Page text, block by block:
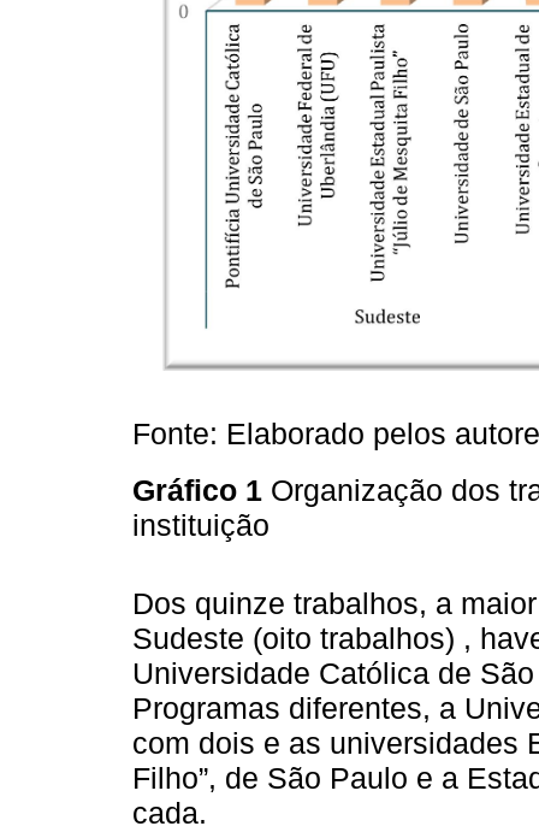
Fonte: Elaborado pelos
Gráfico 1 Organização dos
instituição
Dos quinze trabalhos, a
Sudeste (oito trabalhos) ,
Universidade Católica de
Programas diferentes, a
com dois e as universidades
Filho”, de São Paulo e a
cada.